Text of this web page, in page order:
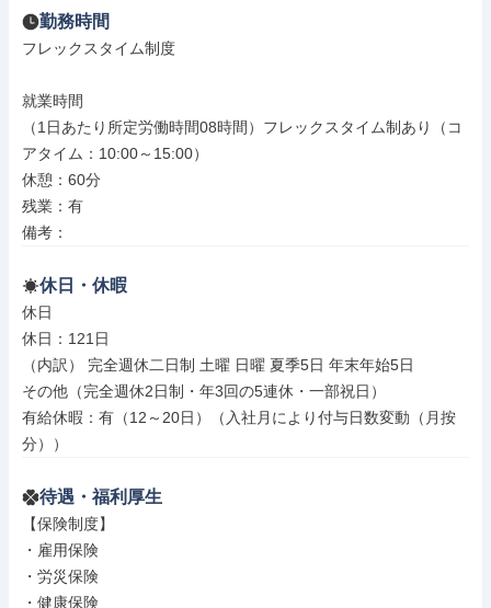
勤務時間
フレックスタイム制度
就業時間
（1日あたり所定労働時間08時間）フレックスタイム制あり（コ
アタイム：10:00～15:00）
休憩：60分
残業：有
備考：
休日・休暇
休日
休日：121日
（内訳） 完全週休二日制 土曜 日曜 夏季5日 年末年始5日
その他（完全週休2日制・年3回の5連休・一部祝日）
有給休暇：有（12～20日）（入社月により付与日数変動（月按
分））
待遇・福利厚生
【保険制度】
・雇用保険
・労災保険
・健康保険